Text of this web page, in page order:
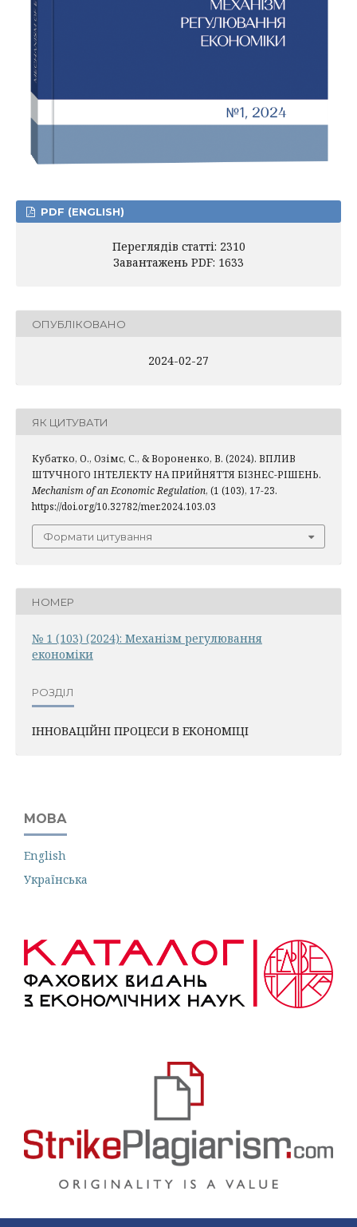
PDF (ENGLISH)
Переглядів статті: 2310
Завантажень PDF: 1633
ОПУБЛІКОВАНО
2024-02-27
ЯК ЦИТУВАТИ
Кубатко, О., Озімс, С., & Вороненко, В. (2024). ВПЛИВ
ШТУЧНОГО ІНТЕЛЕКТУ НА ПРИЙНЯТТЯ БІЗНЕС-РІШЕНЬ.
Mechanism of an Economic Regulation, (1 (103), 17-23.
https://doi.org/10.32782/mer.2024.103.03
Формати цитування
НОМЕР
№ 1 (103) (2024): Механiзм регулювання
економiки
РОЗДІЛ
ІННОВАЦІЙНІ ПРОЦЕСИ В ЕКОНОМІЦІ
МОВА
English
Українська